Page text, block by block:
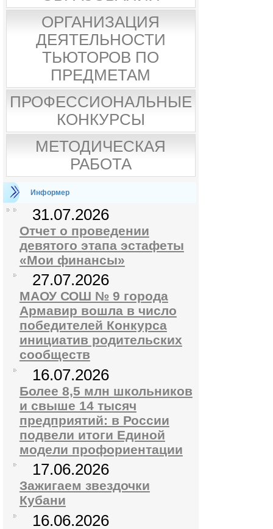
ОРГАНИЗАЦИЯ
ДЕЯТЕЛЬНОСТИ
ТЬЮТОРОВ ПО
ПРЕДМЕТАМ
ПРОФЕССИОНАЛЬНЫЕ
КОНКУРСЫ
МЕТОДИЧЕСКАЯ
РАБОТА
Информер
31.07.2026
Отчет о проведении
девятого этапа эстафеты
«Мои финансы»
27.07.2026
МАОУ СОШ № 9 города
Армавир вошла в число
победителей Конкурса
инициатив родительских
сообществ
16.07.2026
Более 8,5 млн школьников
и свыше 14 тысяч
предприятий: в России
подвели итоги Единой
модели профориентации
17.06.2026
Зажигаем звездочки
Кубани
16.06.2026